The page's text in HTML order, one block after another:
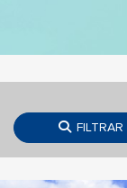
FILTRAR